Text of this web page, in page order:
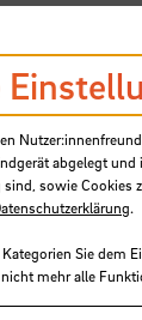
Niveau C1
und
abgelegt
sowie Cookies
.
Sie dem
mehr alle